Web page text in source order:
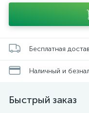
Бесплатная
Наличный и
Быстрый заказ